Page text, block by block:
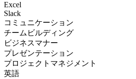
Excel
Slack
コミュニケーション
チームビルディング
ビジネスマナー
プレゼンテーション
プロジェクトマネジメント
英語